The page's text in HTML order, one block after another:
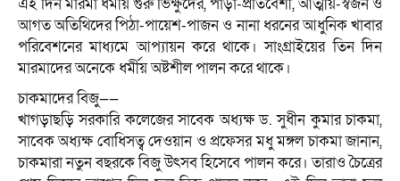
এই দিন মারমা ধর্মীয় গুরু ভিক্ষুদের, পাড়া-প্রতিবেশী, আত্মীয়-স্বজন ও
আগত অতিথিদের পিঠা-পায়েশ-পাজন ও নানা ধরনের আধুনিক খাবার
পরিবেশনের মাধ্যমে আপ্যায়ন করে থাকে। সাংগ্রাইয়ের তিন দিন
মারমাদের অনেকে ধর্মীয় অষ্টশীল পালন করে থাকে।
চাকমাদের বিজু——
খাগড়াছড়ি সরকারি কলেজের সাবেক অধ্যক্ষ ড. সুধীন কুমার চাকমা,
সাবেক অধ্যক্ষ বোধিসত্ব দেওয়ান ও প্রফেসর মধু মঙ্গল চাকমা জানান,
চাকমারা নতুন বছরকে বিজু উৎসব হিসেবে পালন করে। তারাও চৈত্রের